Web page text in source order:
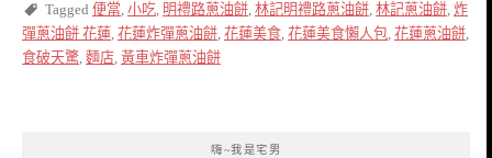
Tagged 便當 小吃 明禮路蔥油餅 林記明禮路蔥油餅 林記蔥油餅 炸
彈蔥油餅 花蓮 花蓮炸彈蔥油餅 花蓮美食 花蓮美食懶人包 花蓮蔥油餅
食破天驚 麵店 黃車炸彈蔥油餅
嗨~我是宅男